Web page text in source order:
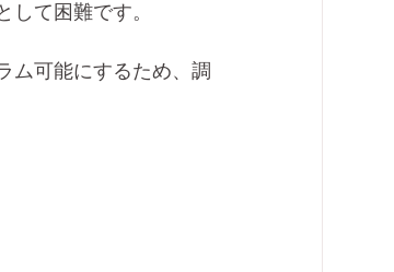
て困難です。
ム可能にするため、調